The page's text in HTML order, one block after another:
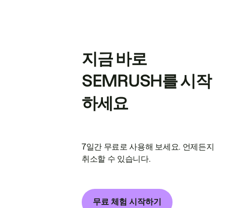
지금 바로
SEMRUSH를 시작
하세요
7일간 무료로 사용해 보세요. 언제든지
취소할 수 있습니다.
무료 체험 시작하기